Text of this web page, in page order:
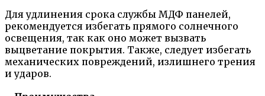
Для удлинения срока службы МДФ панелей,
рекомендуется избегать прямого солнечного
освещения, так как оно может вызвать
выцветание покрытия. Также, следует избегать
механических повреждений, излишнего трения
и ударов.